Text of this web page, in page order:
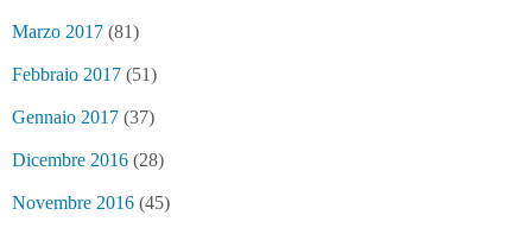
Marzo 2017 (81)
Febbraio 2017 (51)
Gennaio 2017 (37)
Dicembre 2016 (28)
Novembre 2016 (45)